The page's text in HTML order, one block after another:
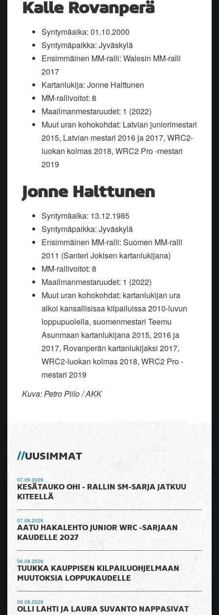
Kalle Rovanperä
Syntymäaika: 01.10.2000
Syntymäpaikka: Jyväskylä
Ensimmäinen MM-ralli: Walesin MM-ralli
2017
Kartanlukija: Jonne Halttunen
MM-rallivoitot: 8
Maailmanmestaruudet: 1 (2022)
Muut uran kohokohdat: Latvian juniorimestari
2015, Latvian mestari 2016 ja 2017, WRC2-
luokan kolmas 2018, WRC2 Pro -mestari
2019
Jonne Halttunen
Syntymäaika: 13.12.1985
Syntymäpaikka: Jyväskylä
Ensimmäinen MM-ralli: Suomen MM-ralli
2011 (Santeri Jokisen kartanlukijana)
MM-rallivoitot: 8
Maailmanmestaruudet: 1 (2022)
Muut uran kohokohdat: kartanlukijan ura
alkoi kansallisissa kilpailuissa 2010-luvun
loppupuolella, suomenmestari Teemu
Asunmaan kartanlukijana 2015, 2016 ja
2017, Rovanperän kartanlukijaksi 2017,
WRC2-luokan kolmas 2018, WRC2 Pro -
mestari 2019
Kuva: Petro Piilo / AKK
UUSIMMAT
07.08.2026
KESÄTAUKO OHI - RALLIN SM-SARJA JATKUU
KITEELLÄ
07.08.2026
AATU HAKALEHTO JUNIOR WRC -SARJAAN
KAUDELLE 2027
06.08.2026
TUUKKA KAUPPISEN KILPAILUOHJELMAAN
MUUTOKSIA LOPPUKAUDELLE
06.08.2026
OLLI LAHTI JA LAURA SUVANTO NAPPASIVAT